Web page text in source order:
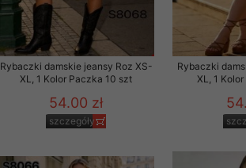
Rybaczki damskie jeansy Roz XS-
XL, 1 Kolor Paczka 10 szt
54.00 zł
szczegóły
Rybaczki
XL, 1